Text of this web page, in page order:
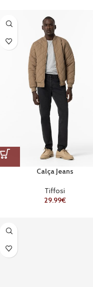
Calça Jeans
Tiffosi
29.99€